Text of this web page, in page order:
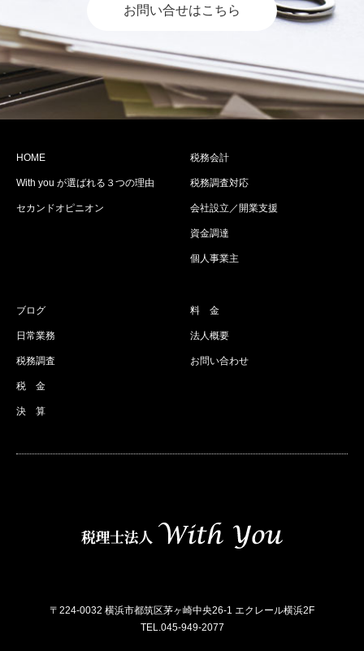
お問い合せはこちら
HOME
With you が選ばれる３つの理由
セカンドオピニオン
税務会計
税務調査対応
会社設立／開業支援
資金調達
個人事業主
ブログ
日常業務
税務調査
税 金
決 算
料 金
法人概要
お問い合わせ
〒224-0032 横浜市都筑区茅ヶ崎中央26-1 エクレール横浜2F
TEL.045-949-2077